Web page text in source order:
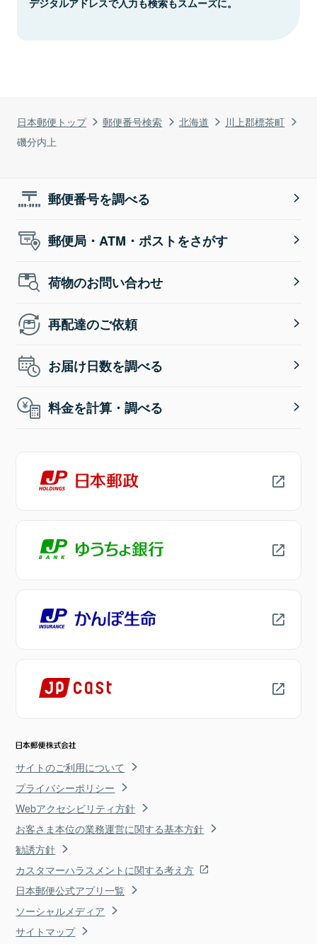
日本郵便トップ 郵便番号検索 北海道
川上郡標茶町
磯分内上
郵便番号を調べる
郵便局・ATM・ポストをさがす
荷物のお問い合わせ
再配達のご依頼
お届け日数を調べる
料金を計算・調べる
サイトのご利用について
プライバシーポリシー
Webアクセシビリティ方針
お客さま本位の業務運営に関する基本方針
勧誘方針
カスタマーハラスメントに関する考え方
日本郵便公式アプリ一覧
ソーシャルメディア
サイトマップ